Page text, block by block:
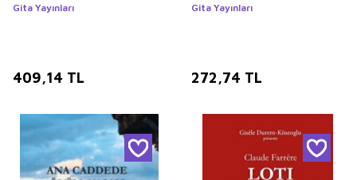
Gita Yayınları
409,14 TL
Gita Yayınları
272,74 TL